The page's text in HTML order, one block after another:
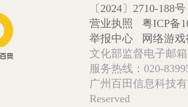
〔2024〕2710-188号
营业执照
粤ICP备
举报中心
网络游
文化部监督电子邮
服务热线：020-
广州百田信息科技
Reserved